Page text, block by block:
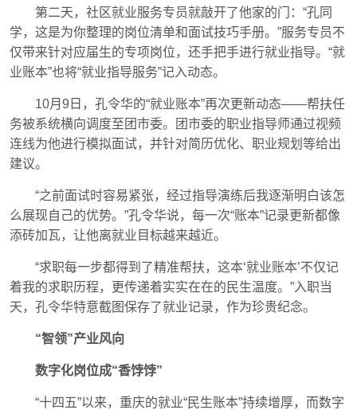
第二天，社区就业服务专员就敲开了他家的门：“孔同
学，这是为你整理的岗位清单和面试技巧手册。”服务专员不
仅带来针对应届生的专项岗位，还手把手进行就业指导。“就
业账本”也将“就业指导服务”记入动态。
10月9日，孔令华的“就业账本”再次更新动态——帮扶任
务被系统横向调度至团市委。团市委的职业指导师通过视频
连线为他进行模拟面试，并针对简历优化、职业规划等给出
建议。
“之前面试时容易紧张，经过指导演练后我逐渐明白该怎
么展现自己的优势。”孔令华说，每一次“账本”记录更新都像
添砖加瓦，让他离就业目标越来越近。
“求职每一步都得到了精准帮扶，这本‘就业账本’不仅记
着我的求职历程，更传递着实实在在的民生温度。”入职当
天，孔令华特意截图保存了就业记录，作为珍贵纪念。
“智领”产业风向
数字化岗位成“香饽饽”
“十四五”以来，重庆的就业“民生账本”持续增厚，而数字